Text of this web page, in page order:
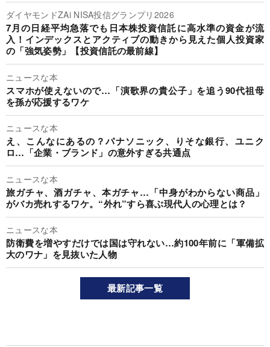
ダイヤモンドZAi NISA投信グランプリ2026
7月の日経平均急落でも日本株投資信託に高水準の資金が流
入！インデックスとアクティブの動きから見えた個人投資家
の「強気姿勢」【投資信託の最前線】
ニュースな本
スマホが使えないので…「演歌界の貴公子」を追う90代祖母
を孫が応援するワケ
ニュースな本
え、こんなにあるの？パナソニック、りそな銀行、ユニク
ロ…「企業・ブランド」の意外すぎる共通点
ニュースな本
旅ガチャ、酒ガチャ、本ガチャ…「中身がわからない商品」
がバカ売れするワケ。“外れ”すら喜ぶ現代人の心理とは？
ニュースな本
防衛費を増やすだけでは国は守れない…約100年前に「軍備拡
大のワナ」を見抜いた人物
最新記事一覧